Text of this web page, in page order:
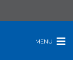
MENU